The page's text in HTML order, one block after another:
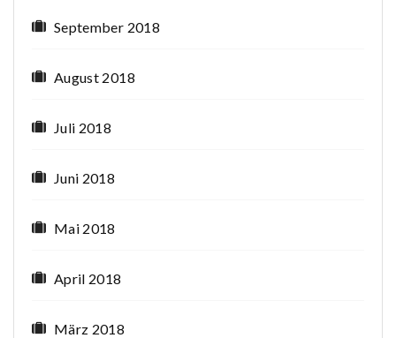
September 2018
August 2018
Juli 2018
Juni 2018
Mai 2018
April 2018
März 2018